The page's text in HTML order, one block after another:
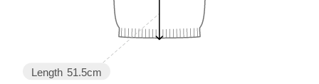
Length 51.5cm